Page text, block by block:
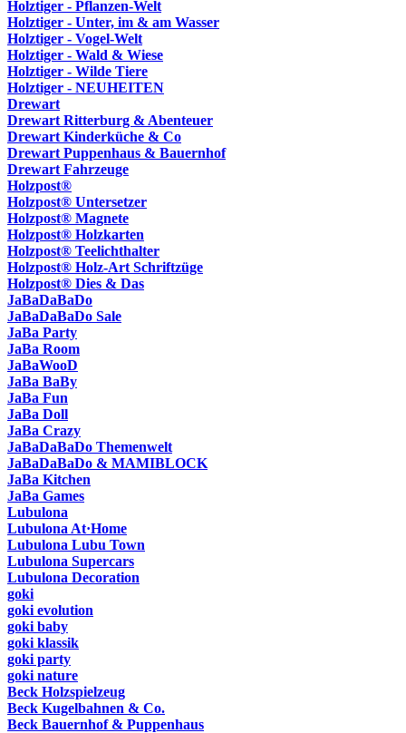
Holztiger - Pflanzen-Welt
Holztiger - Unter, im & am Wasser
Holztiger - Vogel-Welt
Holztiger - Wald & Wiese
Holztiger - Wilde Tiere
Holztiger - NEUHEITEN
Drewart
Drewart Ritterburg & Abenteuer
Drewart Kinderküche & Co
Drewart Puppenhaus & Bauernhof
Drewart Fahrzeuge
Holzpost®
Holzpost® Untersetzer
Holzpost® Magnete
Holzpost® Holzkarten
Holzpost® Teelichthalter
Holzpost® Holz-Art Schriftzüge
Holzpost® Dies & Das
JaBaDaBaDo
JaBaDaBaDo Sale
JaBa Party
JaBa Room
JaBaWooD
JaBa BaBy
JaBa Fun
JaBa Doll
JaBa Crazy
JaBaDaBaDo Themenwelt
JaBaDaBaDo & MAMIBLOCK
JaBa Kitchen
JaBa Games
Lubulona
Lubulona At·Home
Lubulona Lubu Town
Lubulona Supercars
Lubulona Decoration
goki
goki evolution
goki baby
goki klassik
goki party
goki nature
Beck Holzspielzeug
Beck Kugelbahnen & Co.
Beck Bauernhof & Puppenhaus